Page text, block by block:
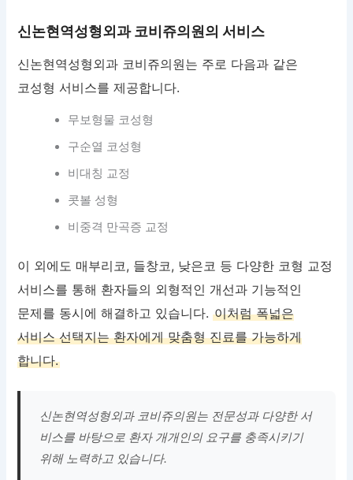
신논현역성형외과 코비쥬의원의 서비스
신논현역성형외과 코비쥬의원는 주로 다음과 같은
코성형 서비스를 제공합니다.
무보형물 코성형
구순열 코성형
비대칭 교정
콧볼 성형
비중격 만곡증 교정
이 외에도 매부리코, 들창코, 낮은코 등 다양한 코형 교정
서비스를 통해 환자들의 외형적인 개선과 기능적인
문제를 동시에 해결하고 있습니다.이처럼 폭넓은
서비스 선택지는 환자에게 맞춤형 진료를 가능하게
합니다.
신논현역성형외과 코비쥬의원는 전문성과 다양한 서
비스를 바탕으로 환자 개개인의 요구를 충족시키기
위해 노력하고 있습니다.